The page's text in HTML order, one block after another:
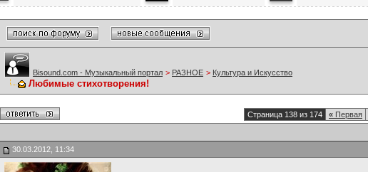
Bisound.com - Музыкальный портал > РАЗНОЕ > Культура и Искусство
Любимые стихотворения!
Страница 138 из 174 « Первая
30.03.2012, 11:34